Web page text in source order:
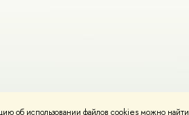
об использовании файлов cookies можно найти
Карта сайта